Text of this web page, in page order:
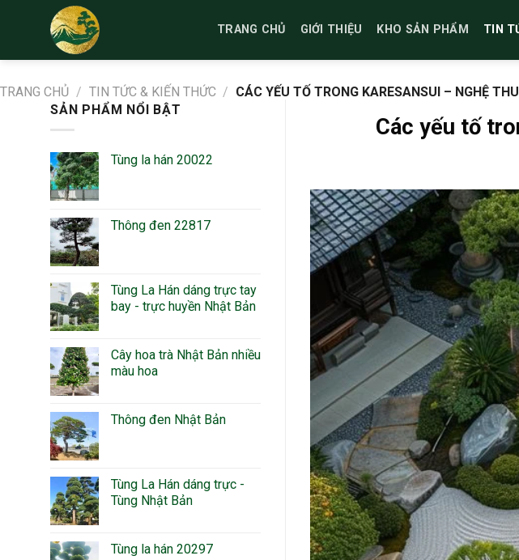
TRANG CHỦ GIỚI THIỆU KHO SẢN PHẨM TIN
TRANG CHỦ / TIN TỨC & KIẾN THỨC / CÁC YẾU TỐ TRONG KARESANSUI – NGHỆ
SẢN PHẨM NỔI BẬT
Tùng la hán 20022
Thông đen 22817
Tùng La Hán dáng trực tay
bay - trực huyền Nhật Bản
Cây hoa trà Nhật Bản nhiều
màu hoa
Thông đen Nhật Bản
Tùng La Hán dáng trực -
Tùng Nhật Bản
Tùng la hán 20297
Các yếu tố